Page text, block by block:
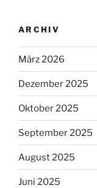
ARCHIV
März 2026
Dezember 2025
Oktober 2025
September 2025
August 2025
Juni 2025